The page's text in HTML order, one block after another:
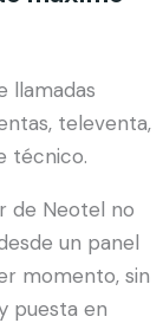
llamadas
televenta,
técnico.
de Neotel no
un panel
momento, sin
puesta en